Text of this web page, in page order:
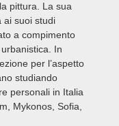
pittura. La sua
ai suoi studi
a compimento
In
per l’aspetto
studiando
personali in Italia
Mykonos, Sofia,